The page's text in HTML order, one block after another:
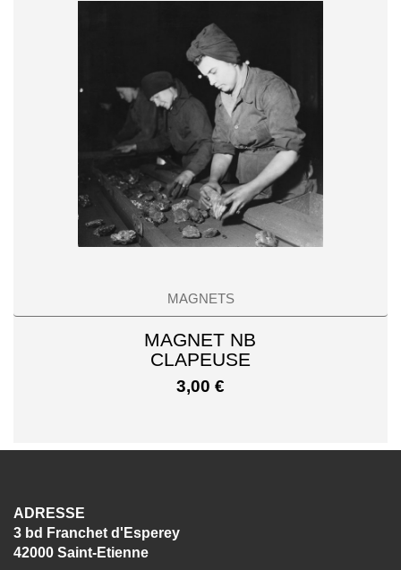
MAGNETS
MAGNET NB
CLAPEUSE
3,00 €
ADRESSE
3 bd Franchet d'Esperey
42000 Saint-Etienne